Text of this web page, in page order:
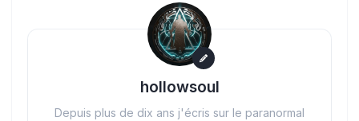
hollowsoul
Depuis plus de dix ans j'écris sur le paranormal